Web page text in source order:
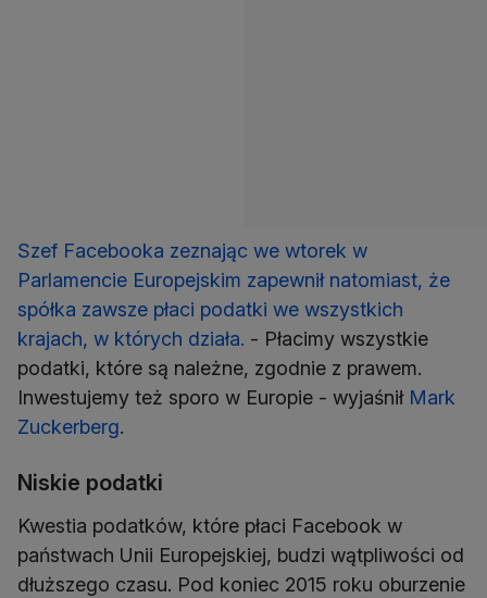
Szef Facebooka zeznając we wtorek w
Parlamencie Europejskim zapewnił natomiast, że
spółka zawsze płaci podatki we wszystkich
krajach, w których działa. - Płacimy wszystkie
podatki, które są należne, zgodnie z prawem.
Inwestujemy też sporo w Europie - wyjaśnił Mark
Zuckerberg.
Niskie podatki
Kwestia podatków, które płaci Facebook w
państwach Unii Europejskiej, budzi wątpliwości od
dłuższego czasu. Pod koniec 2015 roku oburzenie